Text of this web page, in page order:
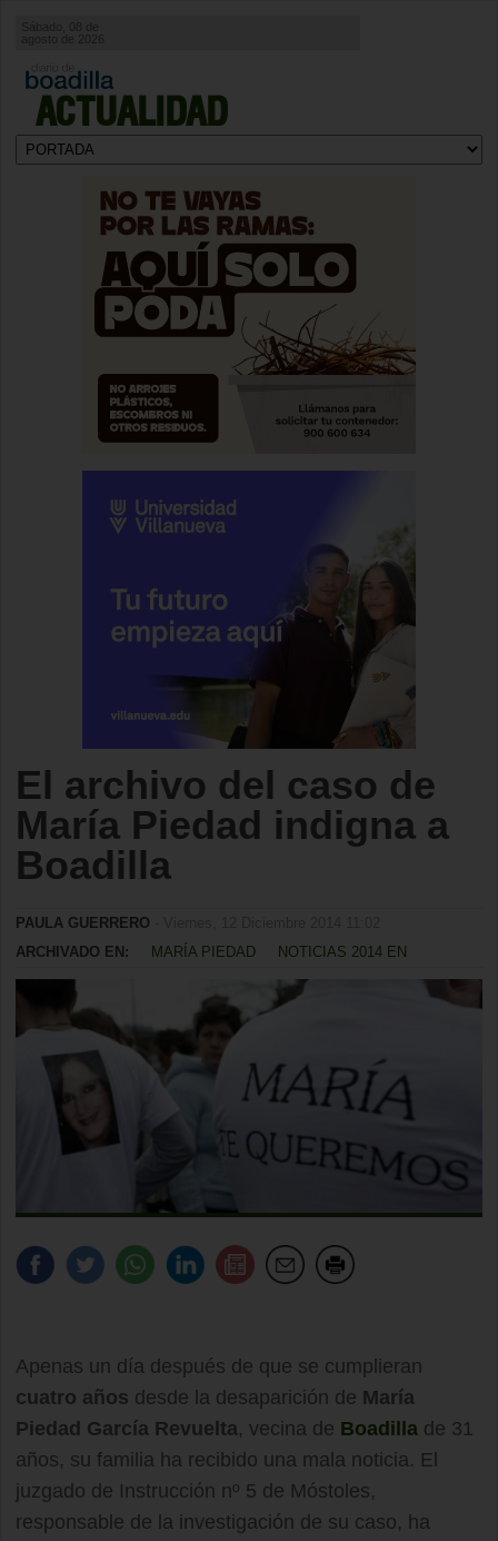
ACTUALIDAD
Sábado, 08 de
agosto de 2026
El archivo del caso de
María Piedad indigna a
Boadilla
PAULA GUERRERO
ARCHIVADO EN:
MARÍA PIEDAD NOTICIAS 2014 EN
Apenas un día después de que se cumplieran
cuatro años desde la desaparición de María
Piedad García Revuelta, vecina de Boadilla de 31
años, su familia ha recibido una mala noticia. El
juzgado de Instrucción nº 5 de Móstoles,
responsable de la investigación de su caso, ha